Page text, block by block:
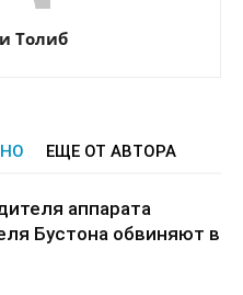
Толиб
ЕЩЕ ОТ АВТОРА
аппарата
Бустона обвиняют в